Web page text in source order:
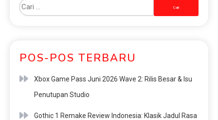
POS-POS TERBARU
Xbox Game Pass Juni 2026 Wave 2: Rilis Besar & Isu
Penutupan Studio
Gothic 1 Remake Review Indonesia: Klasik Jadul Rasa